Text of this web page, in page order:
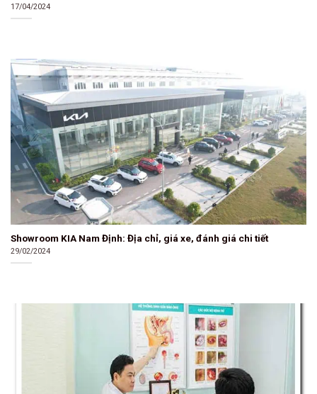
17/04/2024
Showroom KIA Nam Định: Địa chỉ, giá xe, đánh giá chi tiết
29/02/2024